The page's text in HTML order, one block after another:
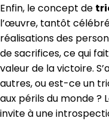
Enfin, le concept de
l’œuvre, tantôt
réalisations des
de sacrifices, ce qui
valeur de la victoire.
autres, ou est-ce un
aux périls du monde ?
invite à une